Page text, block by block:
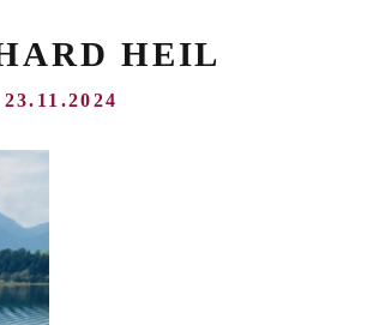
HEIL
23.11.2024